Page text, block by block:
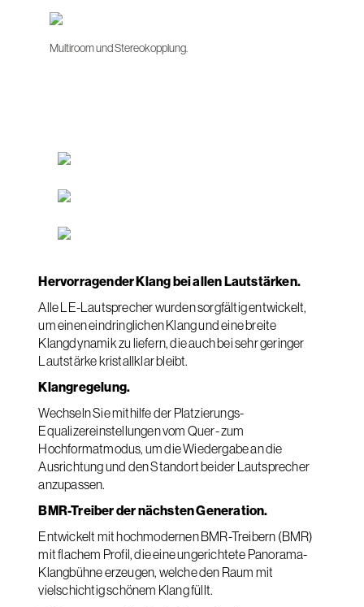
Multiroom und Stereokopplung.
Hervorragender Klang bei allen Lautstärken.
Alle LE-Lautsprecher wurden sorgfältig entwickelt,
um einen eindringlichen Klang und eine breite
Klangdynamik zu liefern, die auch bei sehr geringer
Lautstärke kristallklar bleibt.
Klangregelung.
Wechseln Sie mithilfe der Platzierungs-
Equalizereinstellungen vom Quer- zum
Hochformatmodus, um die Wiedergabe an die
Ausrichtung und den Standort beider Lautsprecher
anzupassen.
BMR-Treiber der nächsten Generation.
Entwickelt mit hochmodernen BMR-Treibern (BMR)
mit flachem Profil, die eine ungerichtete Panorama-
Klangbühne erzeugen, welche den Raum mit
vielschichtig schönem Klang füllt.